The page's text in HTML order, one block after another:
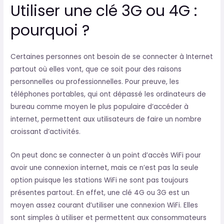
Utiliser une clé 3G ou 4G :
pourquoi ?
Certaines personnes ont besoin de se connecter à Internet
partout où elles vont, que ce soit pour des raisons
personnelles ou professionnelles. Pour preuve, les
téléphones portables, qui ont dépassé les ordinateurs de
bureau comme moyen le plus populaire d’accéder à
internet, permettent aux utilisateurs de faire un nombre
croissant d’activités.
On peut donc se connecter à un point d’accès WiFi pour
avoir une connexion internet, mais ce n’est pas la seule
option puisque les stations WiFi ne sont pas toujours
présentes partout. En effet, une clé 4G ou 3G est un
moyen assez courant d’utiliser une connexion WiFi. Elles
sont simples à utiliser et permettent aux consommateurs